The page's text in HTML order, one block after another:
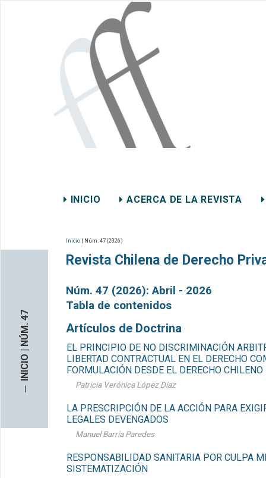
INICIO ACERCA DE LA REVISTA
─
INICIO | NÚM. 47
Inicio | Núm. 47 (2026)
Revista Chilena de Derecho
Núm. 47 (2026): Abril - 2026
Tabla de contenidos
Artículos de Doctrina
EL PRINCIPIO DE NO DISCRIMINACIÓN
LIBERTAD CONTRACTUAL EN EL DERECHO
FORMULACIÓN DESDE EL DERECHO CHILENO
Patricia Verónica López Díaz
LA PRESCRIPCIÓN DE LA ACCIÓN PARA
LEGALES DEVENGADOS
Manuel Barría Paredes
RESPONSABILIDAD SANITARIA POR CULPA
SISTEMATIZACIÓN